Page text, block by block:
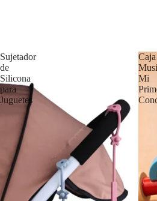
Sujetador
de
Silicona
para
Juguetes
Caja
Mi